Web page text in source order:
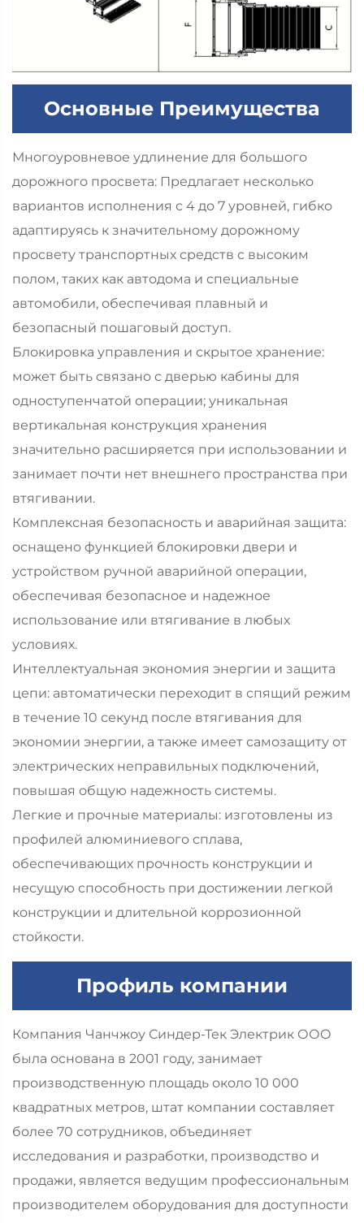
Основные Преимущества
Многоуровневое удлинение для большого
дорожного просвета: Предлагает несколько
вариантов исполнения с 4 до 7 уровней, гибко
адаптируясь к значительному дорожному
просвету транспортных средств с высоким
полом, таких как автодома и специальные
автомобили, обеспечивая плавный и
безопасный пошаговый доступ.
Блокировка управления и скрытое хранение:
может быть связано с дверью кабины для
одноступенчатой операции; уникальная
вертикальная конструкция хранения
значительно расширяется при использовании и
занимает почти нет внешнего пространства при
втягивании.
Комплексная безопасность и аварийная защита:
оснащено функцией блокировки двери и
устройством ручной аварийной операции,
обеспечивая безопасное и надежное
использование или втягивание в любых
условиях.
Интеллектуальная экономия энергии и защита
цепи: автоматически переходит в спящий режим
в течение 10 секунд после втягивания для
экономии энергии, а также имеет самозащиту от
электрических неправильных подключений,
повышая общую надежность системы.
Легкие и прочные материалы: изготовлены из
профилей алюминиевого сплава,
обеспечивающих прочность конструкции и
несущую способность при достижении легкой
конструкции и длительной коррозионной
стойкости.
Профиль компании
Компания Чанчжоу Синдер-Тек Электрик ООО
была основана в 2001 году, занимает
производственную площадь около 10 000
квадратных метров, штат компании составляет
более 70 сотрудников, объединяет
исследования и разработки, производство и
продажи, является ведущим профессиональным
производителем оборудования для доступности